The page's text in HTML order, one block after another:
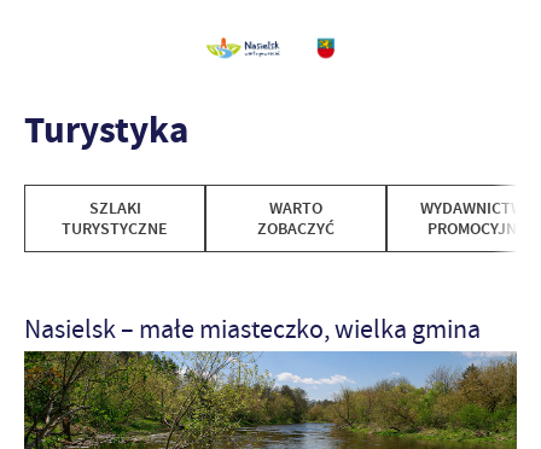
Turystyka
SZLAKI
TURYSTYCZNE
WARTO
ZOBACZYĆ
WYDAWNICTWA
PROMOCYJNE
Nasielsk – małe miasteczko, wielka gmina